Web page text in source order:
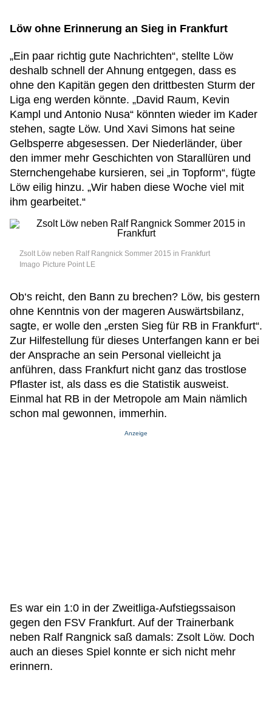
Löw ohne Erinnerung an Sieg in Frankfurt
„Ein paar richtig gute Nachrichten“, stellte Löw
deshalb schnell der Ahnung entgegen, dass es
ohne den Kapitän gegen den drittbesten Sturm der
Liga eng werden könnte. „David Raum, Kevin
Kampl und Antonio Nusa“ könnten wieder im Kader
stehen, sagte Löw. Und Xavi Simons hat seine
Gelbsperre abgesessen. Der Niederländer, über
den immer mehr Geschichten von Starallüren und
Sternchengehabe kursieren, sei „in Topform“, fügte
Löw eilig hinzu. „Wir haben diese Woche viel mit
ihm gearbeitet.“
Zsolt Löw neben Ralf Rangnick Sommer 2015 in Frankfurt
Imago Picture Point LE
Ob‘s reicht, den Bann zu brechen? Löw, bis gestern
ohne Kenntnis von der mageren Auswärtsbilanz,
sagte, er wolle den „ersten Sieg für RB in Frankfurt“.
Zur Hilfestellung für dieses Unterfangen kann er bei
der Ansprache an sein Personal vielleicht ja
anführen, dass Frankfurt nicht ganz das trostlose
Pflaster ist, als dass es die Statistik ausweist.
Einmal hat RB in der Metropole am Main nämlich
schon mal gewonnen, immerhin.
Anzeige
Es war ein 1:0 in der Zweitliga-Aufstiegssaison
gegen den FSV Frankfurt. Auf der Trainerbank
neben Ralf Rangnick saß damals: Zsolt Löw. Doch
auch an dieses Spiel konnte er sich nicht mehr
erinnern.